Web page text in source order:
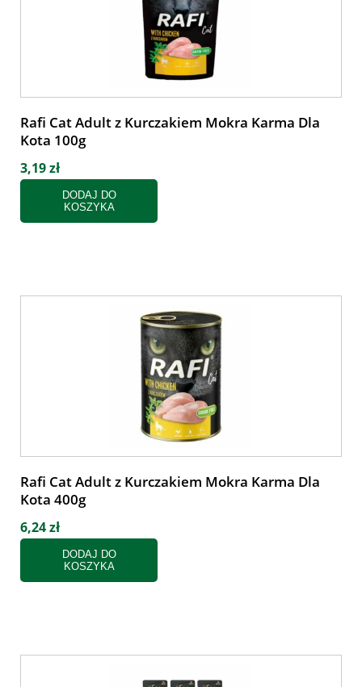
Rafi Cat Adult z Kurczakiem Mokra Karma Dla
Kota 100g
3,19 zł
DODAJ DO
KOSZYKA
Rafi Cat Adult z Kurczakiem Mokra Karma Dla
Kota 400g
6,24 zł
DODAJ DO
KOSZYKA